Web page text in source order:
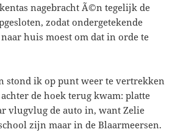
nagebracht Ã©n tegelijk de
zodat ondergetekende
huis moest om dat in orde te
stond ik op punt weer te vertrekken
de hoek terug kwam: platte
vlugvlug de auto in, want Zelie
zijn maar in de Blaarmeersen.